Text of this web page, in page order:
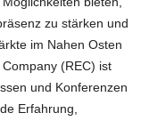
zu stärken und
im Nahen Osten
(REC) ist
und Konferenzen
Erfahrung,